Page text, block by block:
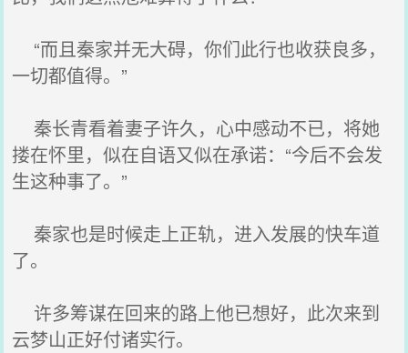
“而且秦家并无大碍，你们此行也收获良多，
一切都值得。”
秦长青看着妻子许久，心中感动不已，将她
搂在怀里，似在自语又似在承诺：“今后不会发
生这种事了。”
秦家也是时候走上正轨，进入发展的快车道
了。
许多筹谋在回来的路上他已想好，此次来到
云梦山正好付诸实行。